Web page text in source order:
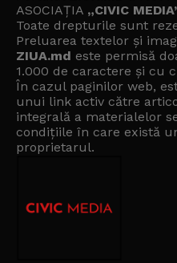
ASOCIAȚIA „CIVIC
Toate drepturile sunt
Preluarea textelor și
ZIUA.md este permisă
1.000 de caractere și cu
În cazul paginilor web,
unui link activ către
integrală a materialelor
condițiile în care există
proprietarul.